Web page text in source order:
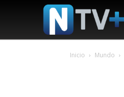
Inicio Mundo